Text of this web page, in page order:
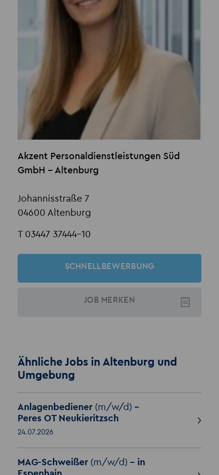
Akzent Personaldienstleistungen Süd
GmbH - Altenburg
Johannisstraße 7
04600 Altenburg
T 03447 37444-10
SCHNELLBEWERBUNG
JOB MERKEN
Ähnliche Jobs in Altenburg und
Umgebung
Anlagenbediener (m/w/d) -
Peres OT Neukieritzsch
24.07.2026
MAG-Schweißer (m/w/d) – in